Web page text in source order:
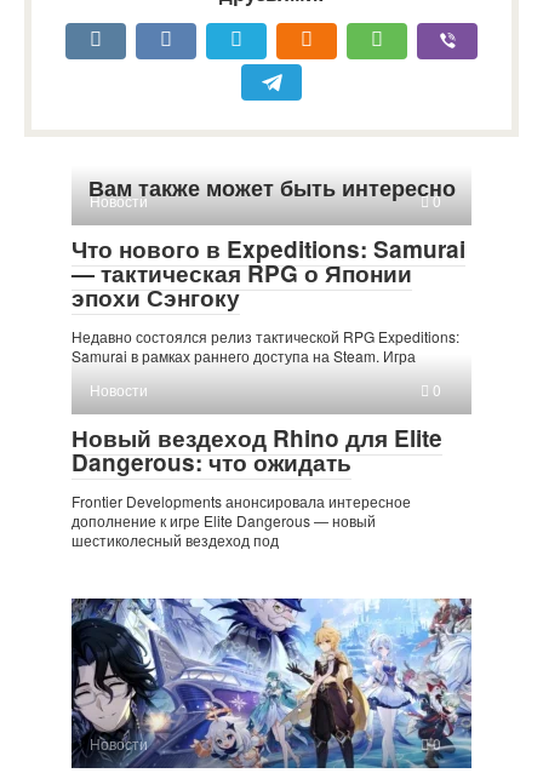
Вам также может быть интересно
Новости 0
Что нового в Expeditions: Samurai
— тактическая RPG о Японии
эпохи Сэнгоку
Недавно состоялся релиз тактической RPG Expeditions:
Samurai в рамках раннего доступа на Steam. Игра
Новости
0
Новый вездеход Rhino для Elite
Dangerous: что ожидать
Frontier Developments анонсировала интересное
дополнение к игре Elite Dangerous — новый
шестиколесный вездеход под
Новости 0